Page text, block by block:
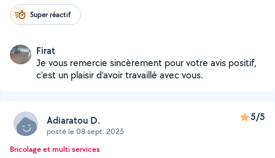
Super réactif
Firat
Je vous remercie sincèrement pour votre avis positif,
c’est un plaisir d’avoir travaillé avec vous.
Adiaratou D.
posté le 08 sept. 2025
5/5
Bricolage et multi services